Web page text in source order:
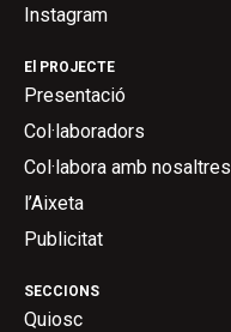
SECCIONS
Quiosc
El PROJECTE
Presentació
Col·laboradors
Col·labora amb nosaltres
l’Aixeta
Publicitat
Instagram